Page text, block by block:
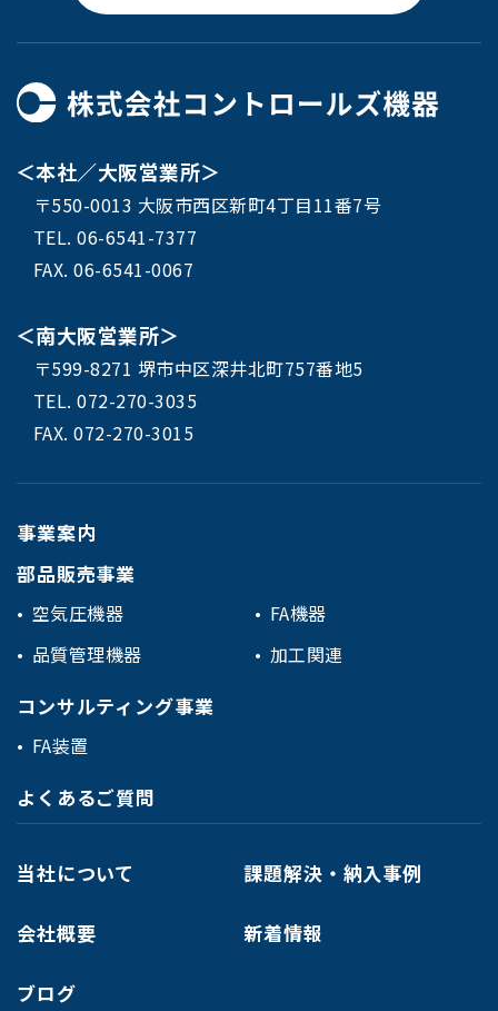
＜本社／大阪営業所＞
〒550-0013 大阪市西区新町4丁目11番7号
TEL. 06-6541-7377
FAX. 06-6541-0067
＜南大阪営業所＞
〒599-8271 堺市中区深井北町757番地5
TEL. 072-270-3035
FAX. 072-270-3015
事業案内
部品販売事業
空気圧機器
FA機器
品質管理機器
加工関連
コンサルティング事業
FA装置
よくあるご質問
当社について 課題解決・納入事例
会社概要 新着情報
ブログ